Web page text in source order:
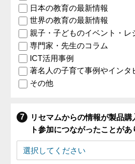
日本の教育の最新情報
世界の教育の最新情報
親子・子どものイベント・レ
専門家・先生のコラム
ICT活用事例
著名人の子育て事例やインタ
その他
リセマムからの情報が製品
ト参加につながったことがあ